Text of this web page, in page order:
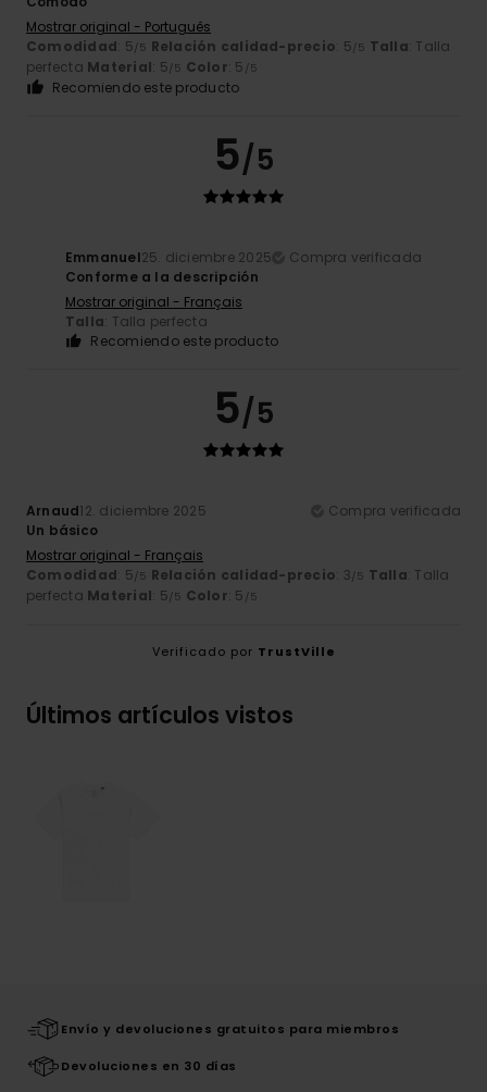
Mostrar original - Português
Comodidad: 5/5 Relación calidad-precio: 5/5 Talla: Talla
perfecta Material: 5/5 Color: 5 /5
Recomiendo este producto
5/5
Emmanuel25. diciembre 2025
Compra verificada
Conforme a la descripción
Mostrar original - Français
Talla: Talla perfecta
Recomiendo este producto
5/5
Arnaud12. diciembre 2025
Compra verificada
Un básico
Mostrar original - Français
Comodidad: 5/5 Relación calidad-precio: 3/5 Talla: Talla
perfecta Material: 5/5 Color: 5 /5
Verificado por TrustVille
Últimos artículos vistos
Envío y devoluciones gratuitos para miembros
Devoluciones en 30 días